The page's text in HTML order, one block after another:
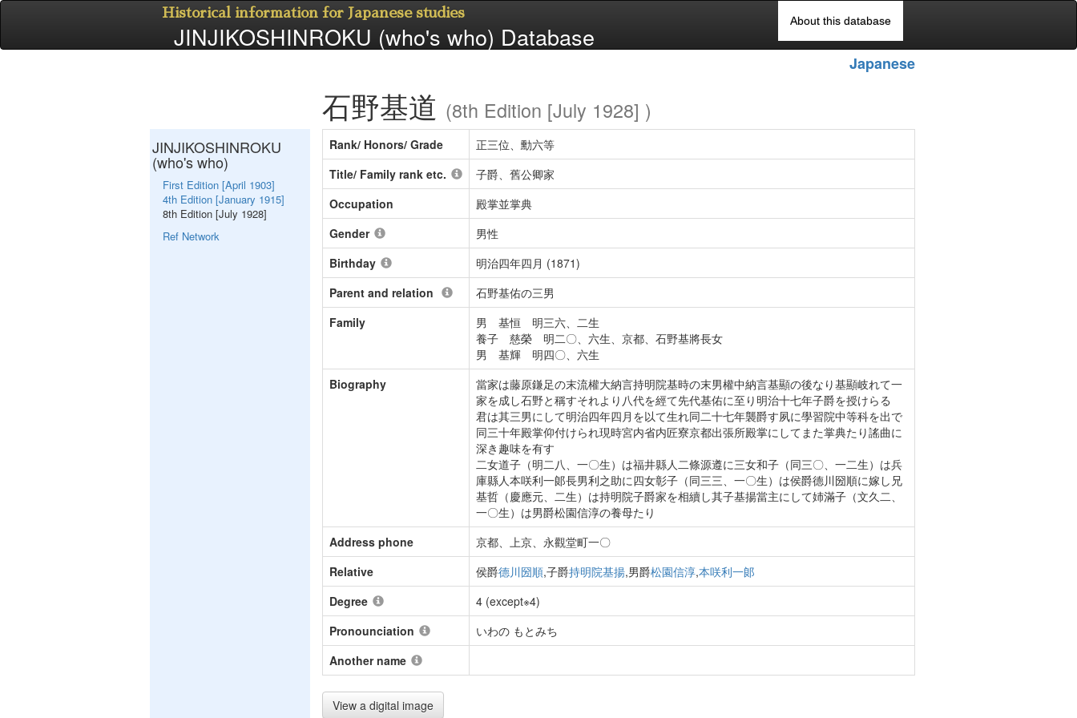
About this database
Historical information for Japanese studies
JINJIKOSHINROKU (who's who) Database
Japanese
石野基道 (8th Edition [July 1928] )
Rank/ Honors/ Grade
正三位、勳六等
Title/ Family rank etc.
子爵、舊公卿家
Occupation
殿掌並掌典
Gender
男性
Birthday
明治四年四月 (1871)
Parent and relation
石野基佑の三男
Family
男 基恒 明三六、二生
養子 慈榮 明二〇、六生、京都、石野基將長女
男 基輝 明四〇、六生
Biography
當家は藤原鎌足の末流權大納言持明院基時の末男權中納言基顯の後なり基顯岐れて一
家を成し石野と稱すそれより八代を經て先代基佑に至り明治十七年子爵を授けらる
君は其三男にして明治四年四月を以て生れ同二十七年襲爵す夙に學習院中等科を出で
同三十年殿掌仰付けられ現時宮内省内匠寮京都出張所殿掌にしてまた掌典たり謠曲に
深き趣味を有す
二女道子（明二八、一〇生）は福井縣人二條源遵に三女和子（同三〇、一二生）は兵
庫縣人本咲利一郞長男利之助に四女彰子（同三三、一〇生）は侯爵德川圀順に嫁し兄
基哲（慶應元、二生）は持明院子爵家を相續し其子基揚當主にして姉滿子（文久二、
一〇生）は男爵松園信淳の養母たり
Address phone
京都、上京、永觀堂町一〇
Relative
侯爵德川圀順,子爵持明院基揚,男爵松園信淳,本咲利一郞
Degree
4 (except※4)
Pronounciation
いわの もとみち
Another name
View a digital image
JINJIKOSHINROKU
(who's who)
First Edition [April 1903]
4th Edition [January 1915]
8th Edition [July 1928]
Ref Network